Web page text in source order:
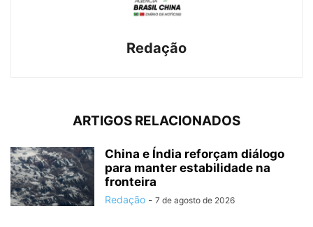
Redação
ARTIGOS RELACIONADOS
China e Índia reforçam diálogo
para manter estabilidade na
fronteira
Redação - 7 de agosto de 2026